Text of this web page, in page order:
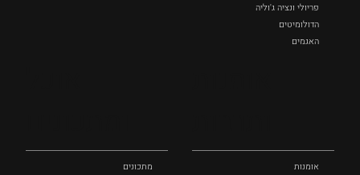
פריולי ונציה ג'וליה
הדולומיטים
האגמים
אומנות
מתכונים